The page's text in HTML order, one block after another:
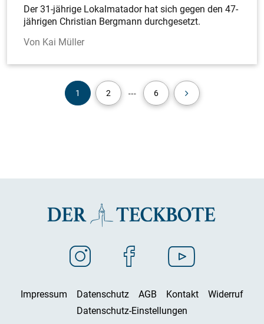
Der 31-jährige Lokalmatador hat sich gegen den 47-
jährigen Christian Bergmann durchgesetzt.
Kai Müller
1 2 6
Impressum Datenschutz AGB Kontakt
Widerruf
Datenschutz-Einstellungen